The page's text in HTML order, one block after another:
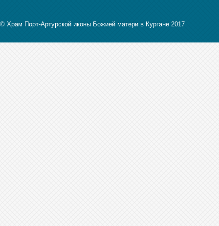
© Храм Порт-Артурской иконы Божией матери в Кургане 2017